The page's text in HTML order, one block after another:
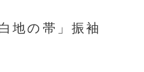
地の帯」振袖